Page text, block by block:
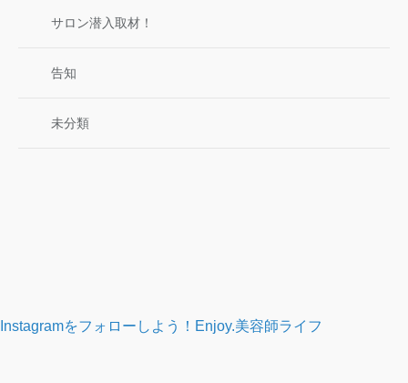
サロン潜入取材！
告知
未分類
Instagramをフォローしよう！ Enjoy.美容師ライフ